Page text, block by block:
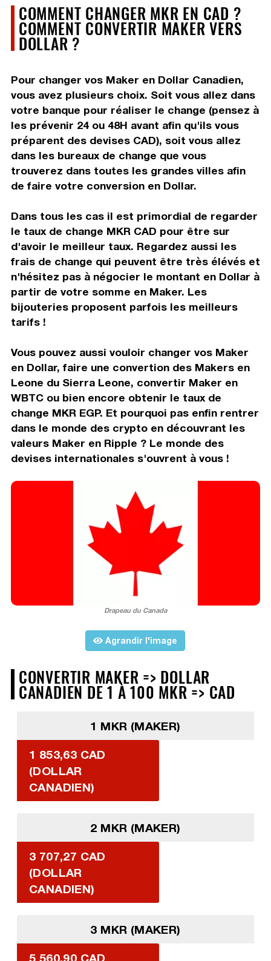
COMMENT CHANGER MKR EN CAD ?
COMMENT CONVERTIR MAKER VERS
DOLLAR ?
Pour changer vos Maker en Dollar Canadien,
vous avez plusieurs choix. Soit vous allez dans
votre banque pour réaliser le change (pensez à
les prévenir 24 ou 48H avant afin qu'ils vous
préparent des devises CAD), soit vous allez
dans les bureaux de change que vous
trouverez dans toutes les grandes villes afin
de faire votre conversion en Dollar.
Dans tous les cas il est primordial de regarder
le taux de change MKR CAD pour être sur
d'avoir le meilleur taux. Regardez aussi les
frais de change qui peuvent être très élévés et
n'hésitez pas à négocier le montant en Dollar à
partir de votre somme en Maker. Les
bijouteries proposent parfois les meilleurs
tarifs !
Vous pouvez aussi vouloir changer vos Maker
en Dollar, faire une convertion des Makers en
Leone du Sierra Leone, convertir Maker en
WBTC ou bien encore obtenir le taux de
change MKR EGP. Et pourquoi pas enfin rentrer
dans le monde des crypto en découvrant les
valeurs Maker en Ripple ? Le monde des
devises internationales s'ouvrent à vous !
Drapeau du Canada
Agrandir l'image
CONVERTIR MAKER => DOLLAR
CANADIEN DE 1 À 100 MKR => CAD
1 MKR (MAKER)
1 853,63 CAD
(DOLLAR
CANADIEN)
2 MKR (MAKER)
3 707,27 CAD
(DOLLAR
CANADIEN)
3 MKR (MAKER)
5 560,90 CAD